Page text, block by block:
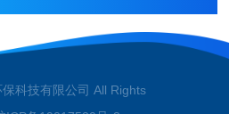
科技有限公司 All Rights